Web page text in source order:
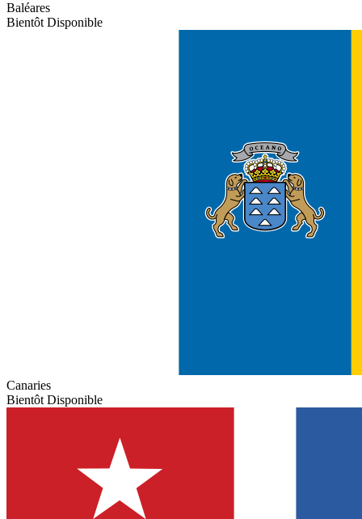
Baléares
Bientôt Disponible
Canaries
Bientôt Disponible